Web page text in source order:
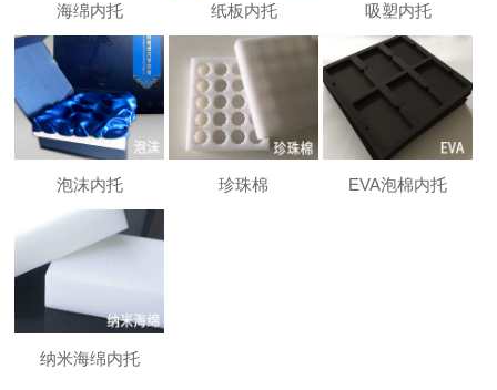
海绵内托 纸板内托 吸塑内托
泡沫内托 珍珠棉 EVA泡棉内托
纳米海绵内托